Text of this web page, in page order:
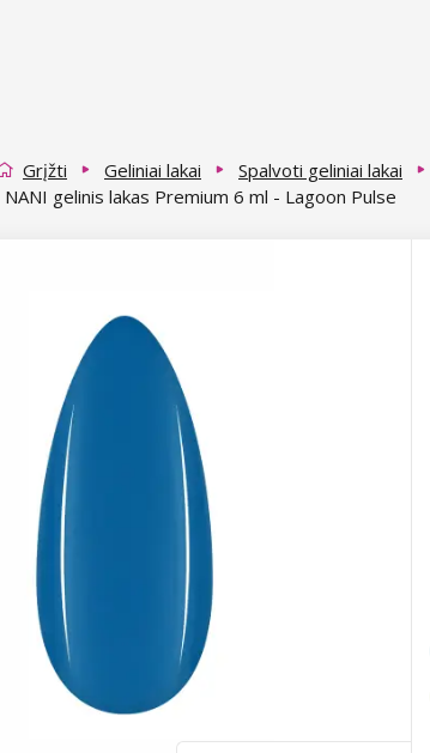
Grįžti Geliniai lakai Spalvoti geliniai lakai
NANI gelinis lakas Premium 6 ml - Lagoon Pulse